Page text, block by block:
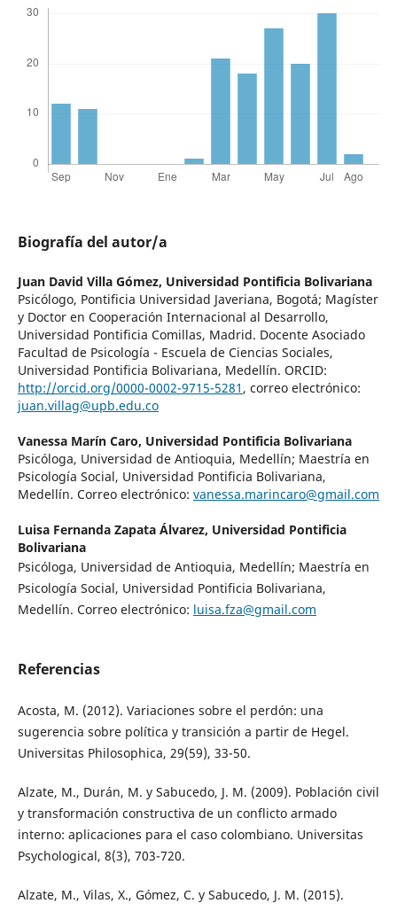
Biografía del autor/a
Juan David Villa Gómez, Universidad Pontificia Bolivariana
Psicólogo, Pontificia Universidad Javeriana, Bogotá; Magíster
y Doctor en Cooperación Internacional al Desarrollo,
Universidad Pontificia Comillas, Madrid. Docente Asociado
Facultad de Psicología - Escuela de Ciencias Sociales,
Universidad Pontificia Bolivariana, Medellín. ORCID:
http://orcid.org/0000-0002-9715-5281 , correo electrónico:
juan.villag@upb.edu.co
Vanessa Marín Caro, Universidad Pontificia Bolivariana
Psicóloga, Universidad de Antioquia, Medellín; Maestría en
Psicología Social, Universidad Pontificia Bolivariana,
Medellín. Correo electrónico: vanessa.marincaro@gmail.com
Luisa Fernanda Zapata Álvarez, Universidad Pontificia
Bolivariana
Psicóloga, Universidad de Antioquia, Medellín; Maestría en
Psicología Social, Universidad Pontificia Bolivariana,
Medellín. Correo electrónico: luisa.fza@gmail.com
Referencias
Acosta, M. (2012). Variaciones sobre el perdón: una
sugerencia sobre política y transición a partir de Hegel.
Universitas Philosophica, 29(59), 33-50.
Alzate, M., Durán, M. y Sabucedo, J. M. (2009). Población civil
y transformación constructiva de un conflicto armado
interno: aplicaciones para el caso colombiano. Universitas
Psychological, 8(3), 703-720.
Alzate, M., Vilas, X., Gómez, C. y Sabucedo, J. M. (2015).